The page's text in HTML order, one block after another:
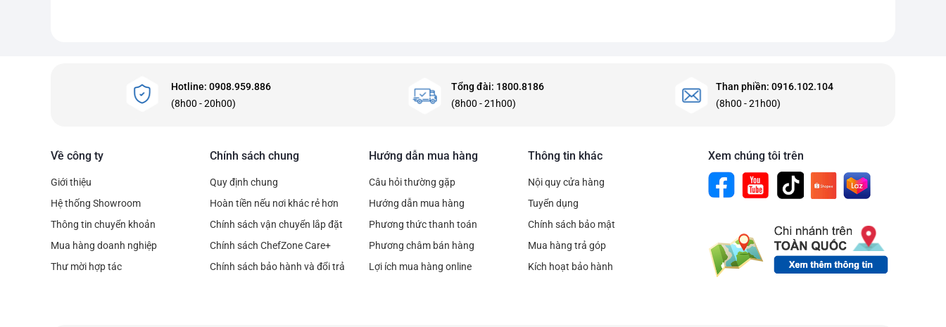
Hotline: 0908.959.886
(8h00 - 20h00)
Tổng đài: 1800.8186
(8h00 - 21h00)
Than phiền: 0916.102.104
(8h00 - 21h00)
Về công ty
Giới thiệu
Hệ thống Showroom
Thông tin chuyển khoản
Mua hàng doanh nghiệp
Thư mời hợp tác
Chính sách chung
Quy định chung
Hoàn tiền nếu nơi khác rẻ hơn
Chính sách vận chuyển lắp đặt
Chính sách ChefZone Care+
Chính sách bảo hành và đổi trả
Hướng dẫn mua hàng
Câu hỏi thường gặp
Hướng dẫn mua hàng
Phương thức thanh toán
Phương châm bán hàng
Lợi ích mua hàng online
Thông tin khác
Nội quy cửa hàng
Tuyển dụng
Chính sách bảo mật
Mua hàng trả góp
Kích hoạt bảo hành
Xem chúng tôi trên